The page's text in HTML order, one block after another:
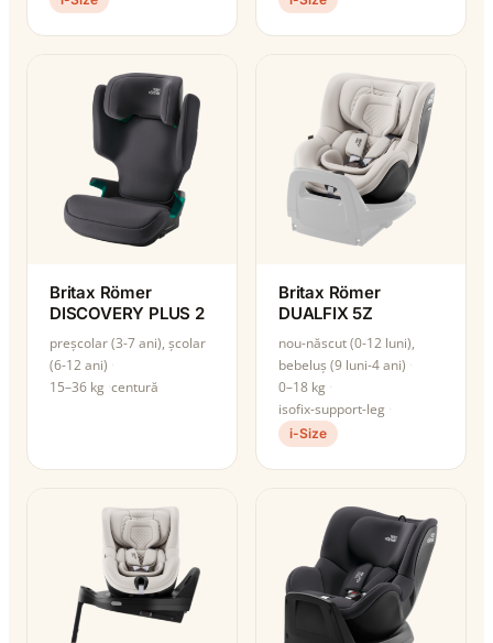
Britax Römer
DISCOVERY PLUS 2
preșcolar (3-7 ani), școlar
(6-12 ani)
15–36 kg centură
Britax Römer
DUALFIX 5Z
nou-născut (0-12 luni),
bebeluș (9 luni-4 ani)
0–18 kg
isofix-support-leg
i-Size